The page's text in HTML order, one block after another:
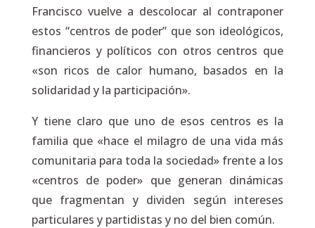
Francisco vuelve a descolocar al contraponer
estos “centros de poder” que son ideológicos,
financieros y políticos con otros centros que
«son ricos de calor humano, basados en la
solidaridad y la participación».
Y tiene claro que uno de esos centros es la
familia que «hace el milagro de una vida más
comunitaria para toda la sociedad» frente a los
«centros de poder» que generan dinámicas
que fragmentan y dividen según intereses
particulares y partidistas y no del bien común.